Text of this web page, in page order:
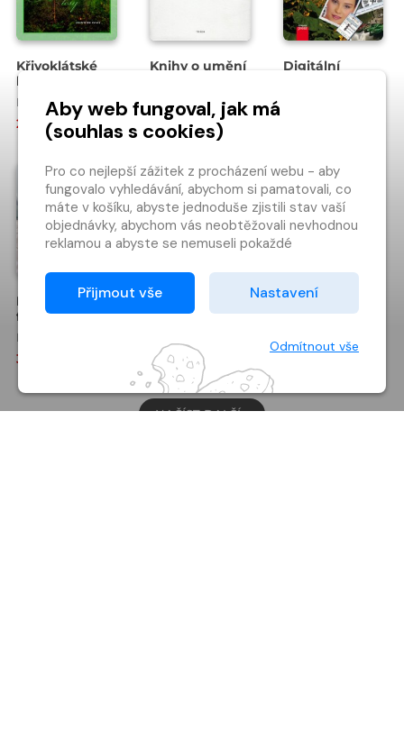
Křivoklátské
lesy
František Synek
299 Kč
Knihy o umění
Josef Čapek
292 Kč
Digitální
Beauty
fotografie
Radim Kořínek
389 Kč
NAČÍST DALŠÍ…
Aby web fungoval, jak má
(souhlas s cookies)
Pro co nejlepší zážitek z procházení webu - aby
fungovalo vyhledávání, abychom si pamatovali, co
máte v košíku, abyste jednoduše zjistili stav vaší
objednávky, abychom vás neobtěžovali nevhodnou
reklamou a abyste se nemuseli pokaždé
Proto od vás potřebujeme souhlas se
zpracováním souborů cookies
Děkujeme, že nám ho dáte a pomůžete nám tak
Přijmout vše Nastavení
Odmítnout vše